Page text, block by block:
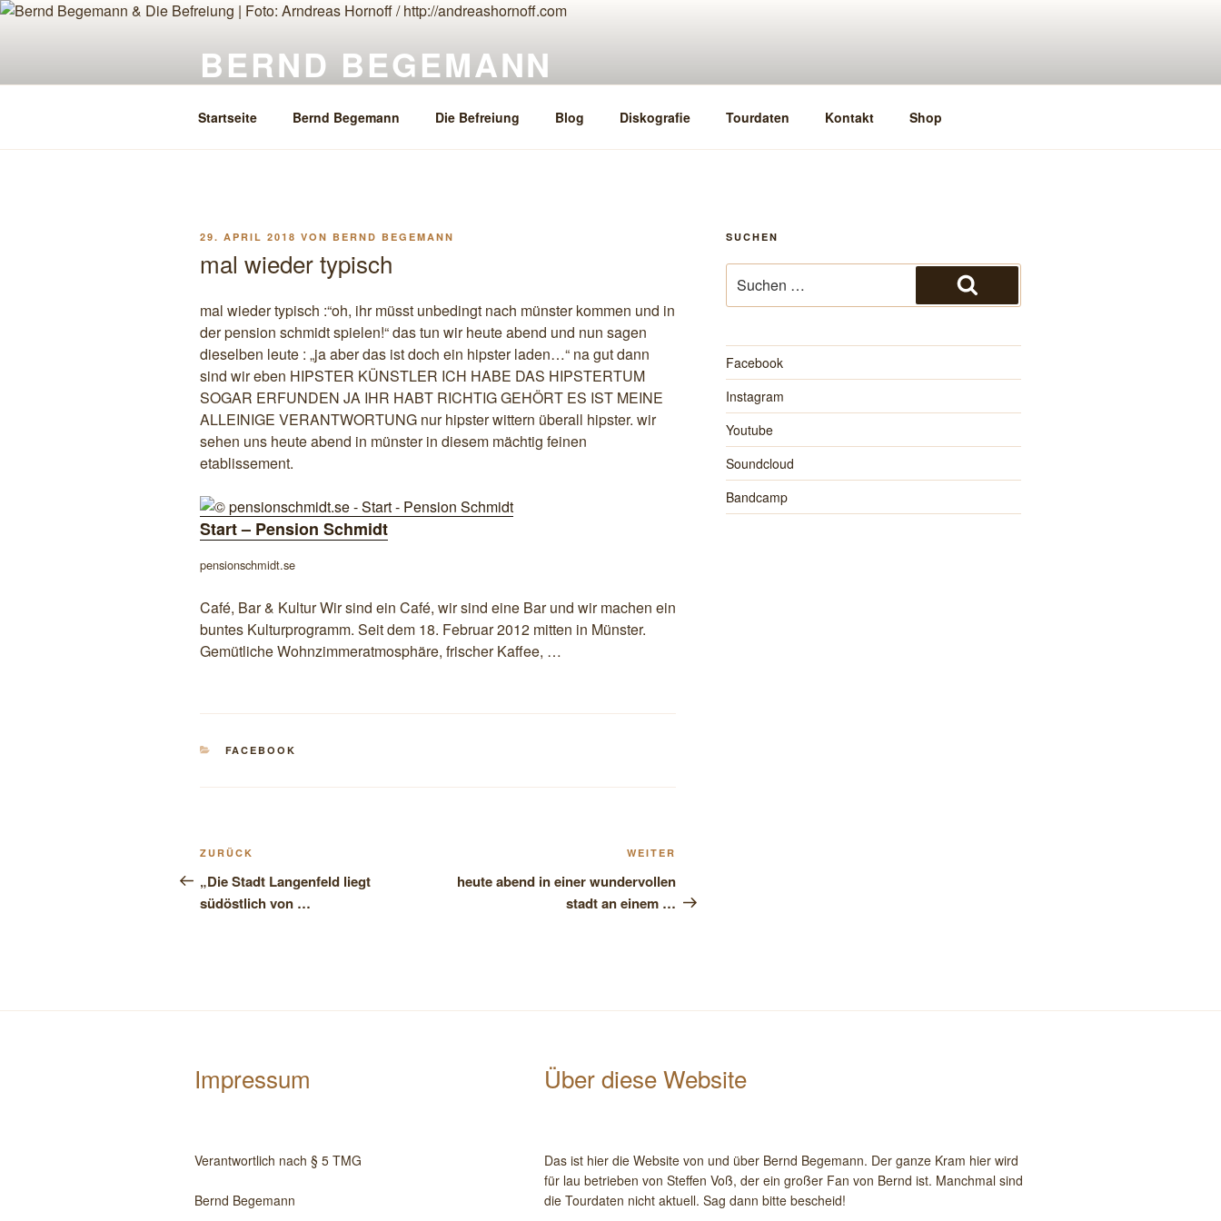
Zum
BERND BEGEMANN
Startseite Bernd Begemann Die Befreiung Blog Diskografie Tourdaten Kontakt Shop
VERÖFFENTLICHT
29. APRIL 2018 VON BERND BEGEMANN
mal wieder typisch
mal wieder typisch :“oh, ihr müsst unbedingt nach münster kommen und in
der pension schmidt spielen!“ das tun wir heute abend und nun sagen
dieselben leute : „ja aber das ist doch ein hipster laden…“ na gut dann
sind wir eben HIPSTER KÜNSTLER ICH HABE DAS HIPSTERTUM
SOGAR ERFUNDEN JA IHR HABT RICHTIG GEHÖRT ES IST MEINE
ALLEINIGE VERANTWORTUNG nur hipster wittern überall hipster. wir
sehen uns heute abend in münster in diesem mächtig feinen
etablissement.
Start – Pension Schmidt
pensionschmidt.se
Café, Bar & Kultur Wir sind ein Café, wir sind eine Bar und wir machen ein
buntes Kulturprogramm. Seit dem 18. Februar 2012 mitten in Münster.
Gemütliche Wohnzimmeratmosphäre, frischer Kaffee, …
KATEGORIEN
FACEBOOK
Beitragsnavigation
Vorheriger
Beitrag
ZURÜCK
„Die Stadt Langenfeld liegt
südöstlich von …
Beitrag
WEITER
heute abend in einer wundervollen
stadt an einem …
SUCHEN
nach:
Suchen
Facebook
Instagram
Youtube
Soundcloud
Bandcamp
Impressum
Ver­ant­wort­lich nach § 5 TMG
Bernd Bege­mann
Über diese Website
Das ist hier die Website von und über Bernd Begemann. Der ganze Kram hier wird
für lau betrieben von Steffen Voß, der ein großer Fan von Bernd ist. Manchmal sind
die Tourdaten nicht aktuell. Sag dann bitte bescheid!